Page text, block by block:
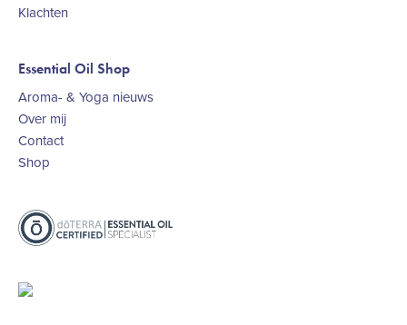
Klachten
Essential Oil Shop
Aroma- & Yoga nieuws
Over mij
Contact
Shop